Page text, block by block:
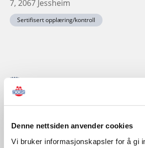
Denne nettsiden anvender cookies
Vi bruker informasjonskapsler for å gi
7, 2067 Jessheim
Sertifisert opplæring/kontroll
November